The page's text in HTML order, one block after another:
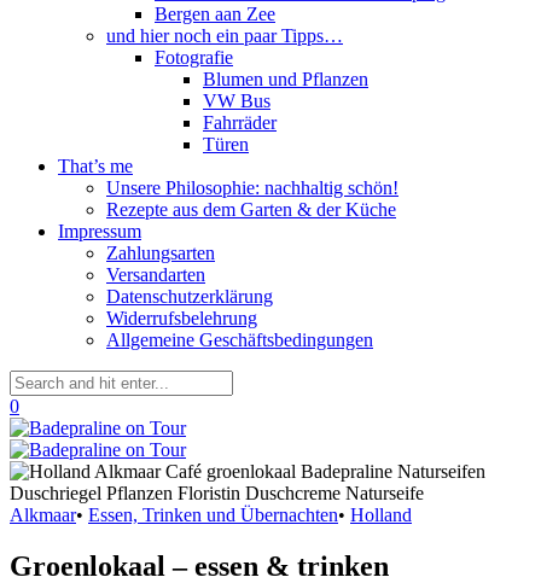
Bergen aan Zee
und hier noch ein paar Tipps…
Fotografie
Blumen und Pflanzen
VW Bus
Fahrräder
Türen
That’s me
Unsere Philosophie: nachhaltig schön!
Rezepte aus dem Garten & der Küche
Impressum
Zahlungsarten
Versandarten
Datenschutzerklärung
Widerrufsbelehrung
Allgemeine Geschäftsbedingungen
0
Alkmaar• Essen, Trinken und Übernachten• Holland
Groenlokaal – essen & trinken